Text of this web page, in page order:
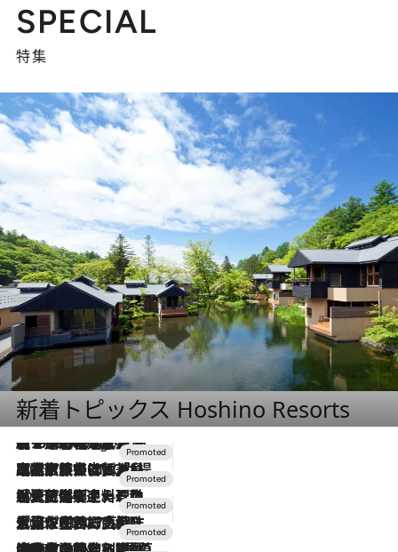
SPECIAL
特集
新着トピックス Hoshino Resorts
6 Hours Ago
【トンボの足水浴】ヒノキの香りに包まれて涼感マックス！約13℃の湧水かけ流しを避暑地「星野温泉 トンボの湯」で体験
2026.7.31
【ホテル帰省】という選択肢をOMOが提案。家族とほどよい距離を保つには「昼は実家、夜は気兼ねなくホテルで！」
2026.7.24
【夏限定ディナーコース】旬を迎える稚鮎や花ズッキーニなどをイタリア・トスカーナの郷土料理の手法で満喫！
2026.7.17
「土佐和ハーブかき氷」がOMO7高知に登場！生姜、山椒、大葉など目にも舌にも涼を呼ぶ郷土の味